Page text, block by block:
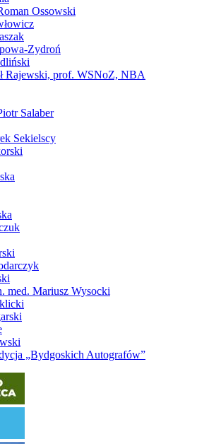
Ossowski
Zydroń
Rajewski, prof. WSNoZ, NBA
Salaber
Sekielscy
med. Mariusz Wysocki
„Bydgoskich Autografów”